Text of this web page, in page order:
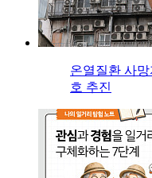
온열질환 사
호 추진